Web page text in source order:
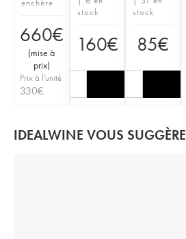
660€
(mise à
prix)
Prix à l'unité
330€
stock
160€
stock
85€
IDEALWINE VOUS SUGGÈRE